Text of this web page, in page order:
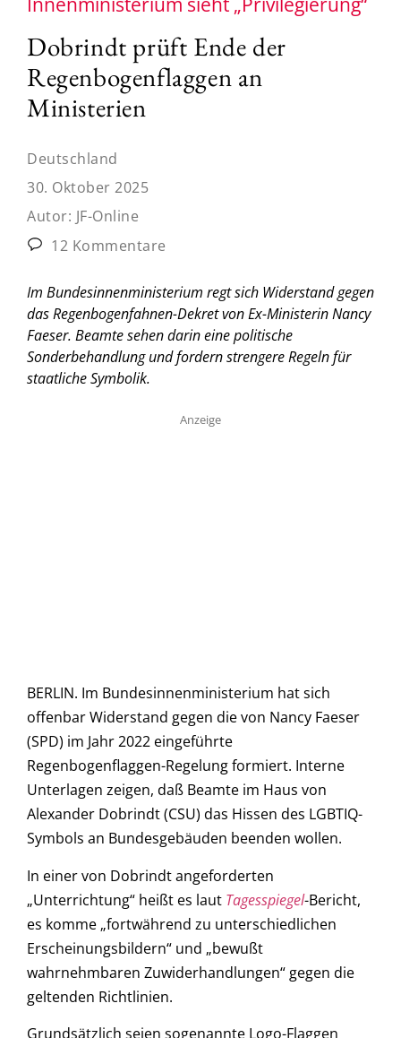
Dobrindt prüft Ende der
Regenbogenflaggen an
Ministerien
Deutschland
30. Oktober 2025
Autor: JF-Online
12 Kommentare
Im Bundesinnenministerium regt sich Widerstand gegen
das Regenbogenfahnen-Dekret von Ex-Ministerin Nancy
Faeser. Beamte sehen darin eine politische
Sonderbehandlung und fordern strengere Regeln für
staatliche Symbolik.
Anzeige
BERLIN. Im Bundesinnenministerium hat sich
offenbar Widerstand gegen die von Nancy Faeser
(SPD) im Jahr 2022 eingeführte
Regenbogenflaggen-Regelung formiert. Interne
Unterlagen zeigen, daß Beamte im Haus von
Alexander Dobrindt (CSU) das Hissen des LGBTIQ-
Symbols an Bundesgebäuden beenden wollen.
In einer von Dobrindt angeforderten
„Unterrichtung“ heißt es laut Tagesspiegel-Bericht,
es komme „fortwährend zu unterschiedlichen
Erscheinungsbildern“ und „bewußt
wahrnehmbaren Zuwiderhandlungen“ gegen die
geltenden Richtlinien.
Grundsätzlich seien sogenannte Logo-Flaggen